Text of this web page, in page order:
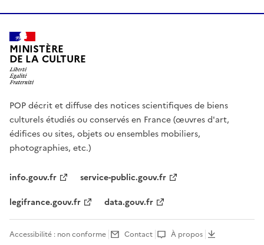
MINISTÈRE
DE LA CULTURE
POP décrit et diffuse des notices scientifiques de biens
culturels étudiés ou conservés en France (œuvres d'art,
édifices ou sites, objets ou ensembles mobiliers,
photographies, etc.)
info.gouv.fr
service-public.gouv.fr
legifrance.gouv.fr
data.gouv.fr
Accessibilité : non conforme Contact À propos